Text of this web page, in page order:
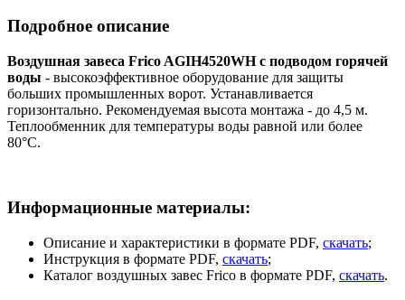
Подробное описание
Воздушная завеса Frico AGIH4520WH с подводом горячей
воды - высокоэффективное оборудование для защиты
больших промышленных ворот. Устанавливается
горизонтально. Рекомендуемая высота монтажа - до 4,5 м.
Теплообменник для температуры воды равной или более
80°C.
Информационные материалы:
Описание и характеристики в формате PDF, скачать;
Инструкция в формате PDF, скачать;
Каталог воздушных завес Frico в формате PDF, скачать.